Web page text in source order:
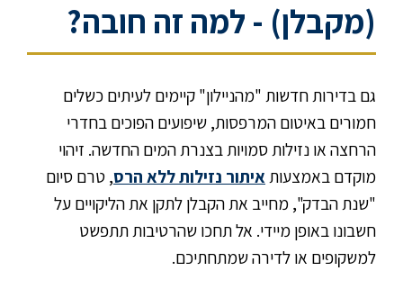
(מקבלן) - למה זה חובה?
גם בדירות חדשות "מהניילון" קיימים לעיתים כשלים
חמורים באיטום המרפסות, שיפועים הפוכים בחדרי
הרחצה או נזילות סמויות בצנרת המים החדשה. זיהוי
מוקדם באמצעותאיתור נזילות ללא הרס, טרם סיום
"שנת הבדק", מחייב את הקבלן לתקן את הליקויים על
חשבונו באופן מיידי. אל תחכו שהרטיבות תתפשט
למשקופים או לדירה שמתחתיכם.